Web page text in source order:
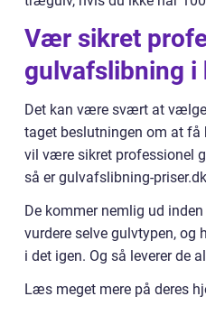
Vær sikret
gulvafslibning i
Det kan være svært at
taget beslutningen om at
vil være sikret professionel
så er gulvafslibning-
De kommer nemlig ud
vurdere selve gulvtypen, og
i det igen. Og så leverer de
Læs meget mere på deres